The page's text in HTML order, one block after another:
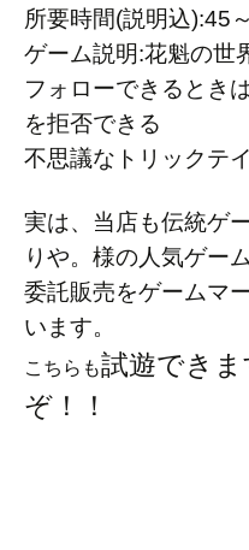
所要時間(説明込):45
ゲーム説明:花魁の世
フォローできるとき
を拒否できる
不思議なトリックテ
実は、当店も伝統ゲ
りや。様の人気ゲー
委託販売をゲームマ
います。
こちらも試遊でき
ぞ！！